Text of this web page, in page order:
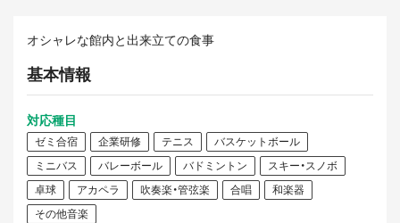
オシャレな館内と出来立ての食事
基本情報
対応種目
ゼミ合宿 企業研修 テニス
バスケットボール
ミニバス
バレーボール バドミントン
スキー・スノボ
卓球
アカペラ 吹奏楽・管弦楽 合唱
和楽器
その他音楽